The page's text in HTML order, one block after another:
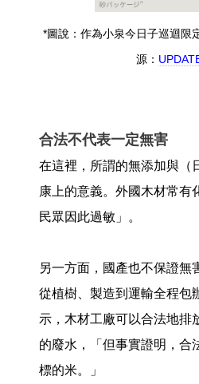
*圖說：作為小泉今日子巡迴限
源：
合法不代表一定無害
在這裡，所謂的無添加與（
康上的意義。外國木材常有
民眾因此過敏」。
另一方面，國產也不保證無
從植樹、製造到運輸全程包
示，木材工廠可以合法地排
的廢水，「但事實證明，合
標的米。」